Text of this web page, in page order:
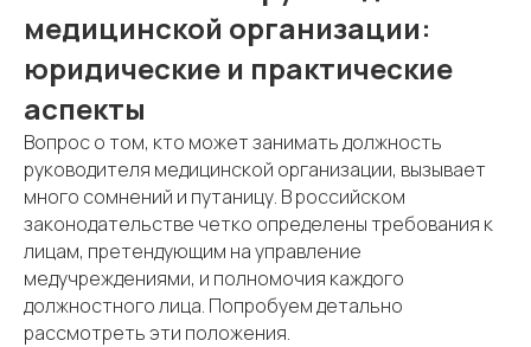
медицинской организации:
юридические и практические
аспекты
Вопрос о том, кто может занимать должность
руководителя медицинской организации, вызывает
много сомнений и путаницу. В российском
законодательстве четко определены требования к
лицам, претендующим на управление
медучреждениями, и полномочия каждого
должностного лица. Попробуем детально
рассмотреть эти положения.